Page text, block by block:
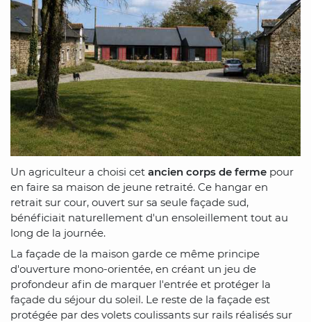
Un agriculteur a choisi cet ancien corps de ferme pour
en faire sa maison de jeune retraité. Ce hangar en
retrait sur cour, ouvert sur sa seule façade sud,
bénéficiait naturellement d'un ensoleillement tout au
long de la journée.
La façade de la maison garde ce même principe
d'ouverture mono-orientée, en créant un jeu de
profondeur afin de marquer l'entrée et protéger la
façade du séjour du soleil. Le reste de la façade est
protégée par des volets coulissants sur rails réalisés sur